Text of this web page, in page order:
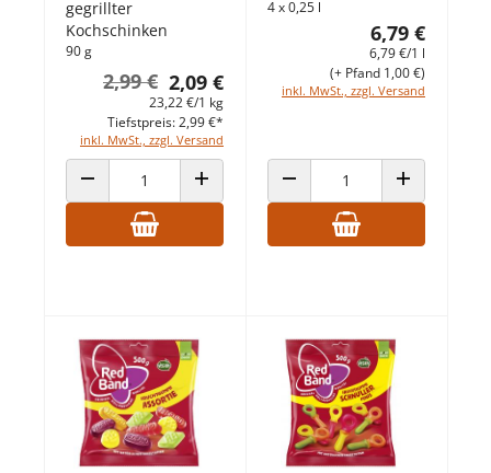
gegrillter
Kochschinken
90 g
2,09 €
2,99 €
23,22 €/1 kg
inkl. MwSt., zzgl. Versand
Tiefstpreis: 2,99 €*
ANZAHL VERRINGERNANZAHL ERHÖHEN
4 x 0,25 l
6,79 €
6,79 €/1 l
inkl. MwSt., zzgl. Versand
(+ Pfand 1,00 €)
ANZAHL VERRINGERNANZAHL